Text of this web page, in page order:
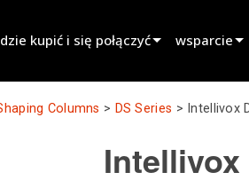
kupić i się połączyć wsparcie
Portal dla
Columns > DS Series > Intellivox
Intellivox